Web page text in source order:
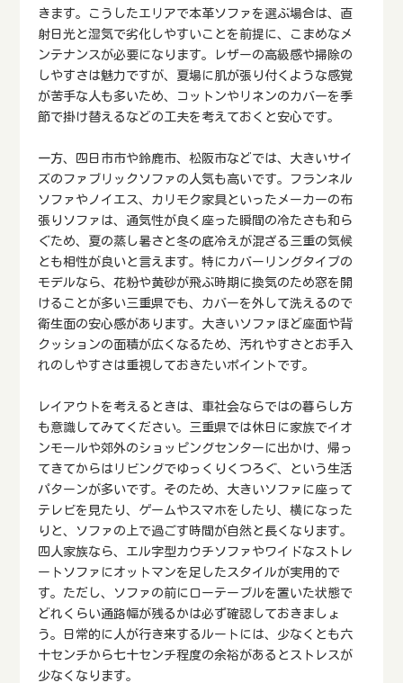
きます。こうしたエリアで本革ソファを選ぶ場合は、直
射日光と湿気で劣化しやすいことを前提に、こまめなメ
ンテナンスが必要になります。レザーの高級感や掃除の
しやすさは魅力ですが、夏場に肌が張り付くような感覚
が苦手な人も多いため、コットンやリネンのカバーを季
節で掛け替えるなどの工夫を考えておくと安心です。
一方、四日市市や鈴鹿市、松阪市などでは、大きいサイ
ズのファブリックソファの人気も高いです。フランネル
ソファやノイエス、カリモク家具といったメーカーの布
張りソファは、通気性が良く座った瞬間の冷たさも和ら
ぐため、夏の蒸し暑さと冬の底冷えが混ざる三重の気候
とも相性が良いと言えます。特にカバーリングタイプの
モデルなら、花粉や黄砂が飛ぶ時期に換気のため窓を開
けることが多い三重県でも、カバーを外して洗えるので
衛生面の安心感があります。大きいソファほど座面や背
クッションの面積が広くなるため、汚れやすさとお手入
れのしやすさは重視しておきたいポイントです。
レイアウトを考えるときは、車社会ならではの暮らし方
も意識してみてください。三重県では休日に家族でイオ
ンモールや郊外のショッピングセンターに出かけ、帰っ
てきてからはリビングでゆっくりくつろぐ、という生活
パターンが多いです。そのため、大きいソファに座って
テレビを見たり、ゲームやスマホをしたり、横になった
りと、ソファの上で過ごす時間が自然と長くなります。
四人家族なら、エル字型カウチソファやワイドなストレ
ートソファにオットマンを足したスタイルが実用的で
す。ただし、ソファの前にローテーブルを置いた状態で
どれくらい通路幅が残るかは必ず確認しておきましょ
う。日常的に人が行き来するルートには、少なくとも六
十センチから七十センチ程度の余裕があるとストレスが
少なくなります。